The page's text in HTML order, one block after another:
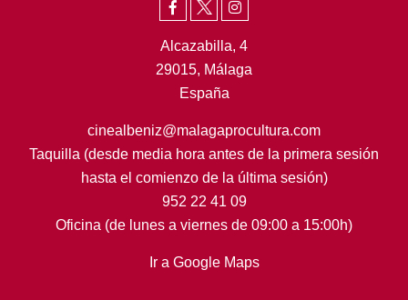
Alcazabilla, 4
29015, Málaga
España
cinealbeniz@malagaprocultura.com
Taquilla (desde media hora antes de la primera sesión
hasta el comienzo de la última sesión)
952 22 41 09
Oficina (de lunes a viernes de 09:00 a 15:00h)
Ir a Google Maps